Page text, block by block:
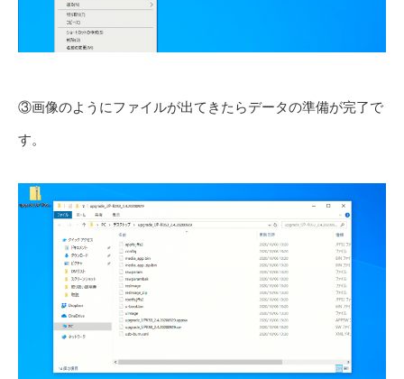
③画像のようにファイルが出てきたらデータの準備が完了で
す。